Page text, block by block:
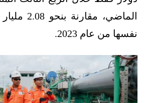
الماضي،
نفسها من عام 2023.